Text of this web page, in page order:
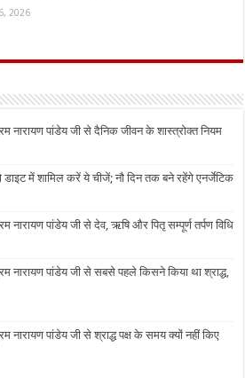
2026
नारायण पांडेय जी से दैनिक जीवन के शास्त्रोक्त नियम
डाइट में शामिल करें ये चीजें; नौ दिन तक बने रहेंगे एनर्जेटिक
नारायण पांडेय जी से देव, ऋषि और पितृ सम्पूर्ण तर्पण विधि
नारायण पांडेय जी से सबसे पहले किसने किया था श्राद्ध,
नारायण पांडेय जी से श्राद्ध पक्ष के समय क्यों नहीं किए